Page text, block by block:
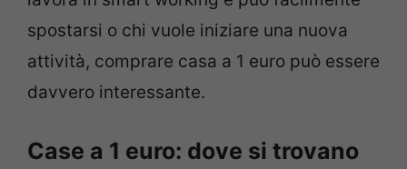
spostarsi o chi vuole iniziare una nuova
attività, comprare casa a 1 euro può essere
davvero interessante.
Case a 1 euro: dove si trovano